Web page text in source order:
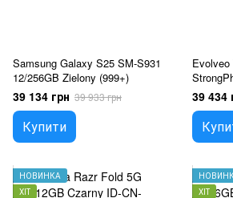
Samsung Galaxy S25 SM-S931
12/256GB Zielony (999+)
39 134 грн 39 933 грн
Купити
Evolveo
odolný
červená
39 434
НОВИНКА
ХІТ
ХІТ